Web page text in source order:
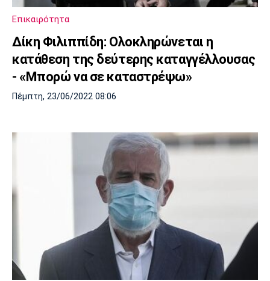
Επικαιρότητα
Δίκη Φιλιππίδη: Ολοκληρώνεται η
κατάθεση της δεύτερης καταγγέλλουσας
- «Μπορώ να σε καταστρέψω»
Πέμπτη, 23/06/2022 08:06